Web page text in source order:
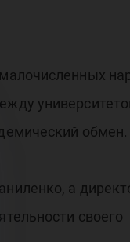
обмен.
а
своего